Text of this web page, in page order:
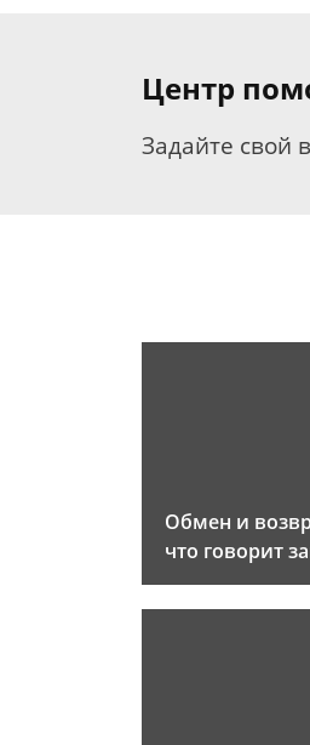
Центр
Задайте свой
Обмен и
что говорит